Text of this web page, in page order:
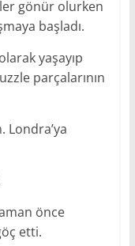
gönür olurken
başladı.
yaşayıp
parçalarının
Londra’ya
önce
etti.